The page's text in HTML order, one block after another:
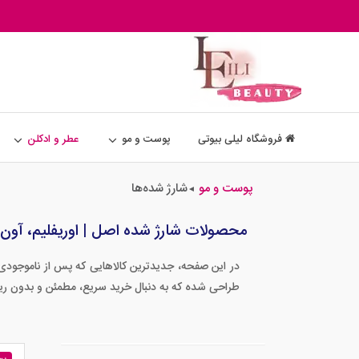
فروشگاه لیلی بیوتی پوست و مو عطر و ادکلن
پوست و مو ◄شارژ شده‌ها
محصولات شارژ شده اصل | اوریفلیم، آون
در این صفحه، جدیدترین کالاهایی که پس از
طراحی شده که به دنبال خرید سریع، مطمئن و